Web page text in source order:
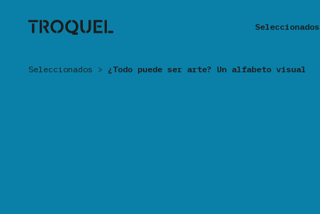
Seleccionados
Seleccionados > ¿Todo puede ser arte? Un alfabeto visual